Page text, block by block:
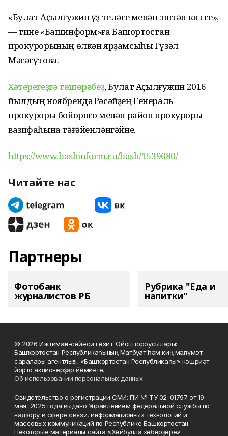
«Булат Аҫылғужин үҙ теләге менән эштән китте»,
— тине «Башинформ»ға Башҡортостан
прокурорының өлкән ярҙамсыһы Гүзәл
Мәсәғүтова.
Хәтерегеҙгә төшөрәбеҙ, Булат Аҫылғужин 2016
йылдың ноябрендә Рәсәйҙең Генераль
прокуроры бойороғо менән район прокуроры
вазифаһына тәғәйенләнгәйне.
https://www.bashinform.ru/bash/1539680/
Читайте нас
Партнеры
Фотобанк
журналистов РБ
Рубрика "Еда и
напитки"
© 2026 Ижтимағи-сәйәси гәзит. Ойоштороусылары:
Башҡортостан Республикаһының Матбуғат һәм киң мәғлүмәт
саралары агентлығы, «Башҡортостан Республикаһы» нәшриәт
йорто акционерҙар йәмғиәте.
Об использовании персональных данных
Свидетельство о регистрации СМИ: ПИ № ТУ 02-01797 от 19
мая 2025 года выдано Управлением федеральной службы по
надзору в сфере связи, информационных технологий и
массовых коммуникаций по Республике Башкортостан.
Некоторые материалы сайта «Хәйбулла хәбәрҙәре»